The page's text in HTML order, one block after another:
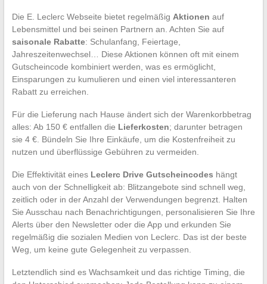
Die E. Leclerc Webseite bietet regelmäßig Aktionen auf
Lebensmittel und bei seinen Partnern an. Achten Sie auf
saisonale Rabatte: Schulanfang, Feiertage,
Jahreszeitenwechsel… Diese Aktionen können oft mit einem
Gutscheincode kombiniert werden, was es ermöglicht,
Einsparungen zu kumulieren und einen viel interessanteren
Rabatt zu erreichen.
Für die Lieferung nach Hause ändert sich der Warenkorbbetrag
alles: Ab 150 € entfallen die Lieferkosten; darunter betragen
sie 4 €. Bündeln Sie Ihre Einkäufe, um die Kostenfreiheit zu
nutzen und überflüssige Gebühren zu vermeiden.
Die Effektivität eines Leclerc Drive Gutscheincodes hängt
auch von der Schnelligkeit ab: Blitzangebote sind schnell weg,
zeitlich oder in der Anzahl der Verwendungen begrenzt. Halten
Sie Ausschau nach Benachrichtigungen, personalisieren Sie Ihre
Alerts über den Newsletter oder die App und erkunden Sie
regelmäßig die sozialen Medien von Leclerc. Das ist der beste
Weg, um keine gute Gelegenheit zu verpassen.
Letztendlich sind es Wachsamkeit und das richtige Timing, die